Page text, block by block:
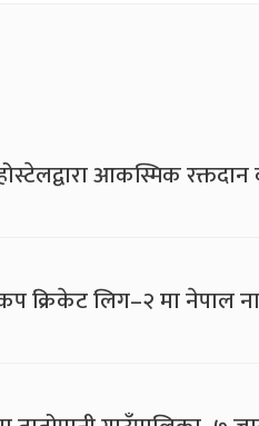
आकस्मिक
क्रिकेट लिग–२ मा नेपाल